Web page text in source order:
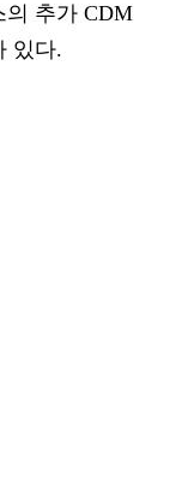
의 추가 CDM
있다.